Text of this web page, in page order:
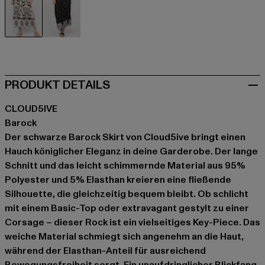
PRODUKT DETAILS
CLOUD5IVE
Barock
Der schwarze Barock Skirt von Cloud5ive bringt einen
Hauch königlicher Eleganz in deine Garderobe. Der lange
Schnitt und das leicht schimmernde Material aus 95%
Polyester und 5% Elasthan kreieren eine fließende
Silhouette, die gleichzeitig bequem bleibt. Ob schlicht
mit einem Basic-Top oder extravagant gestylt zu einer
Corsage – dieser Rock ist ein vielseitiges Key-Piece. Das
weiche Material schmiegt sich angenehm an die Haut,
während der Elasthan-Anteil für ausreichend